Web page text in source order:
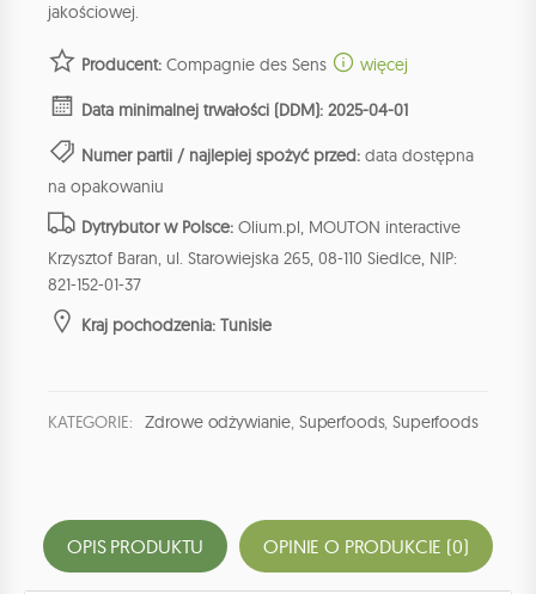
jakościowej.
Producent: Compagnie des Sens więcej
Data minimalnej trwałości (DDM): 2025-04-01
Numer partii / najlepiej spożyć przed: data dostępna
na opakowaniu
Dytrybutor w Polsce: Olium.pl, MOUTON interactive
Krzysztof Baran, ul. Starowiejska 265, 08-110 Siedlce, NIP:
821-152-01-37
Kraj pochodzenia: Tunisie
KATEGORIE: Zdrowe odżywianie, Superfoods,Superfoods
OPIS PRODUKTU OPINIE O PRODUKCIE (0)